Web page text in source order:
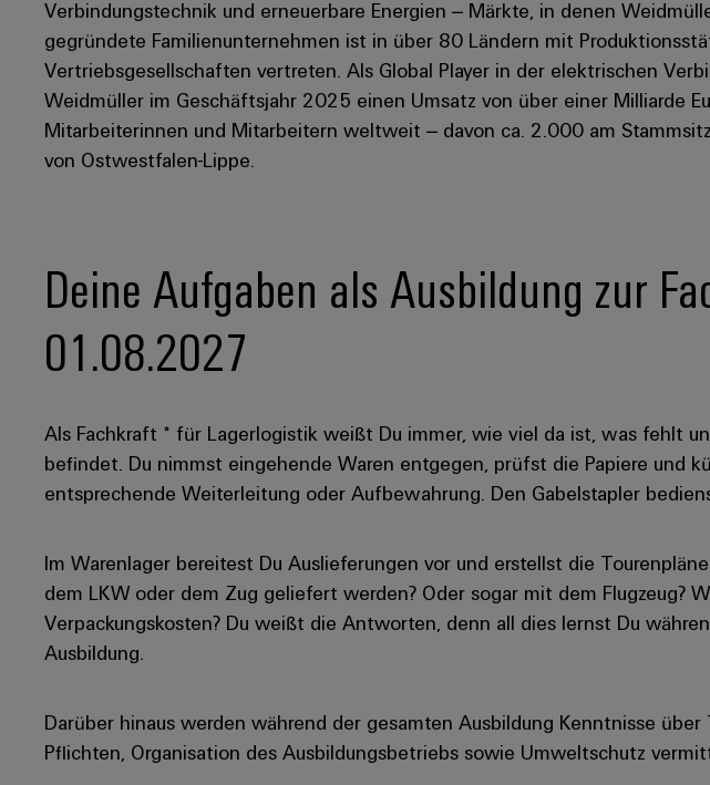
Verbindungstechnik und erneuerbare Energien – Märkte, in denen
gegründete Familienunternehmen ist in über 80 Ländern mit
Vertriebsgesellschaften vertreten. Als Global Player in der elektrischen
Weidmüller im Geschäftsjahr 2025 einen Umsatz von über einer Milliarde
Mitarbeiterinnen und Mitarbeitern weltweit – davon ca. 2.000 am
von Ostwestfalen-Lippe.
Deine Aufgaben als Ausbildung zur
01.08.2027
Als Fachkraft * für Lagerlogistik weißt Du immer, wie viel da ist, was fehlt
befindet. Du nimmst eingehende Waren entgegen, prüfst die Papiere und
entsprechende Weiterleitung oder Aufbewahrung. Den Gabelstapler
Im Warenlager bereitest Du Auslieferungen vor und erstellst die
dem LKW oder dem Zug geliefert werden? Oder sogar mit dem Flugzeug?
Verpackungskosten? Du weißt die Antworten, denn all dies lernst Du
Ausbildung.
Darüber hinaus werden während der gesamten Ausbildung Kenntnisse
Pflichten, Organisation des Ausbildungsbetriebs sowie Umweltschutz